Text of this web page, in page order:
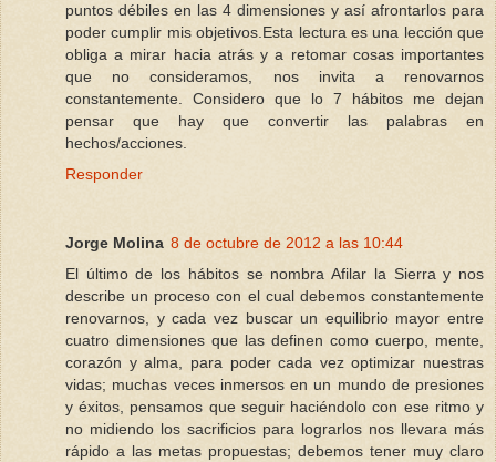
puntos débiles en las 4 dimensiones y así afrontarlos para
poder cumplir mis objetivos. Esta lectura es una lección que
obliga a mirar hacia atrás y a retomar cosas importantes
que no consideramos, nos invita a renovarnos
constantemente. Considero que lo 7 hábitos me dejan
pensar que hay que convertir las palabras en
hechos/acciones.
Responder
Jorge Molina 8 de octubre de 2012 a las 10:44
El último de los hábitos se nombra Afilar la Sierra y nos
describe un proceso con el cual debemos constantemente
renovarnos, y cada vez buscar un equilibrio mayor entre
cuatro dimensiones que las definen como cuerpo, mente,
corazón y alma, para poder cada vez optimizar nuestras
vidas; muchas veces inmersos en un mundo de presiones
y éxitos, pensamos que seguir haciéndolo con ese ritmo y
no midiendo los sacrificios para lograrlos nos llevara más
rápido a las metas propuestas; debemos tener muy claro